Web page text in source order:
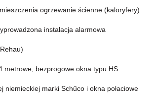
ogrzewanie ścienne (kaloryfery)
instalacja alarmowa
metrowe, bezprogowe okna typu HS
niemieckiej marki Schűco i okna połaciowe